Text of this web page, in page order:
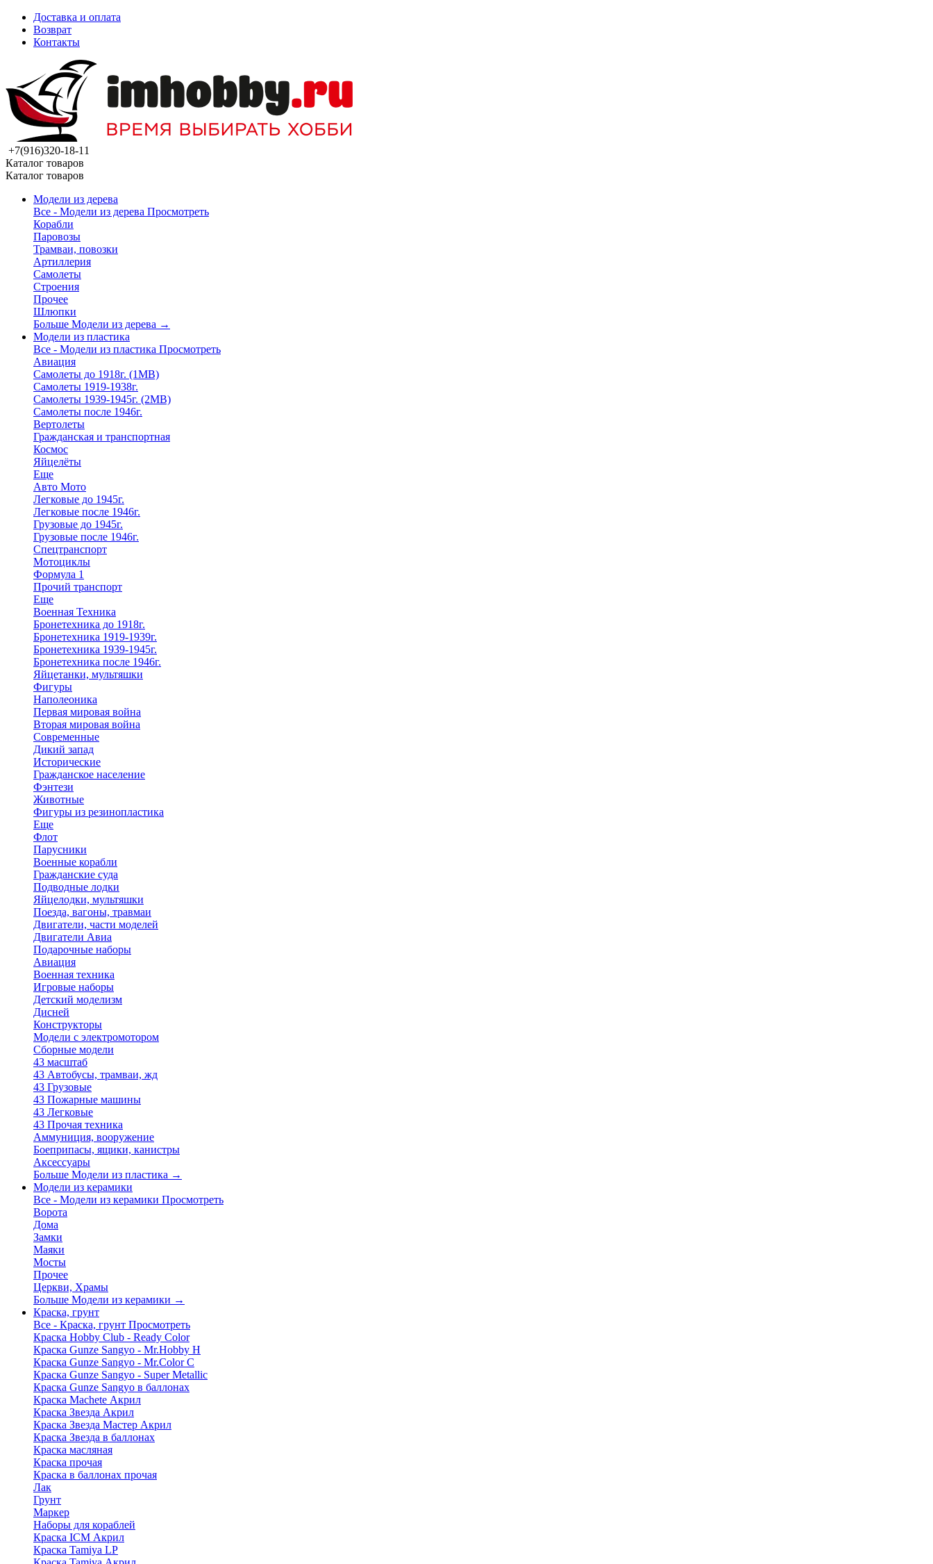
Доставка и оплата
Возврат
Контакты
+7(916)320-18-11
Каталог товаров
Каталог товаров
Модели из дерева
Все - Модели из дерева Просмотреть
Корабли
Паровозы
Трамваи, повозки
Артиллерия
Самолеты
Строения
Прочее
Шлюпки
Больше Модели из дерева →
Модели из пластика
Все - Модели из пластика Просмотреть
Авиация
Самолеты до 1918г. (1МВ)
Самолеты 1919-1938г.
Самолеты 1939-1945г. (2МВ)
Самолеты после 1946г.
Вертолеты
Гражданская и транспортная
Космос
Яйцелёты
Еще
Авто Мото
Легковые до 1945г.
Легковые после 1946г.
Грузовые до 1945г.
Грузовые после 1946г.
Спецтранспорт
Мотоциклы
Формула 1
Прочий транспорт
Еще
Военная Техника
Бронетехника до 1918г.
Бронетехника 1919-1939г.
Бронетехника 1939-1945г.
Бронетехника после 1946г.
Яйцетанки, мультяшки
Фигуры
Наполеоника
Первая мировая война
Вторая мировая война
Современные
Дикий запад
Исторические
Гражданское население
Фэнтези
Животные
Фигуры из резинопластика
Еще
Флот
Парусники
Военные корабли
Гражданские суда
Подводные лодки
Яйцелодки, мультяшки
Поезда, вагоны, травмаи
Двигатели, части моделей
Двигатели Авиа
Подарочные наборы
Авиация
Военная техника
Игровые наборы
Детский моделизм
Дисней
Конструкторы
Модели с электромотором
Сборные модели
43 масштаб
43 Автобусы, трамваи, жд
43 Грузовые
43 Пожарные машины
43 Легковые
43 Прочая техника
Аммуниция, вооружение
Боеприпасы, ящики, канистры
Аксессуары
Больше Модели из пластика →
Модели из керамики
Все - Модели из керамики Просмотреть
Ворота
Дома
Замки
Маяки
Мосты
Прочее
Церкви, Храмы
Больше Модели из керамики →
Краска, грунт
Все - Краска, грунт Просмотреть
Краска Hobby Club - Ready Color
Краска Gunze Sangyo - Mr.Hobby H
Краска Gunze Sangyo - Mr.Color C
Краска Gunze Sangyo - Super Metallic
Краска Gunze Sangyo в баллонах
Краска Machete Акрил
Краска Звезда Акрил
Краска Звезда Мастер Акрил
Краска Звезда в баллонах
Краска масляная
Краска прочая
Краска в баллонах прочая
Лак
Грунт
Маркер
Наборы для кораблей
Краска ICM Акрил
Краска Tamiya LP